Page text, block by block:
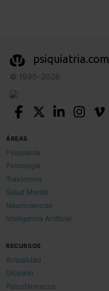
psiquiatria.com
© 1996–2026
ÁREAS
Psiquiatría
Psicología
Trastornos
Salud Mental
Neurociencias
Inteligencia Artificial
RECURSOS
Actualidad
Glosario
Psicofármacos